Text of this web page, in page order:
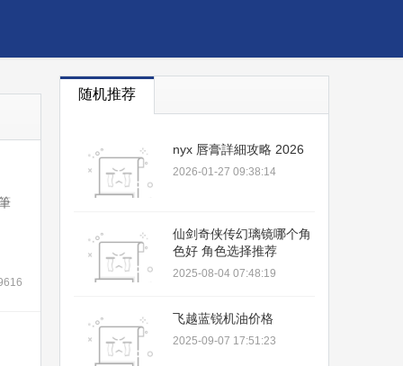
随机推荐
nyx 唇膏詳細攻略 2026
2026-01-27 09:38:14
仙剑奇侠传幻璃镜哪个角
色好 角色选择推荐
2025-08-04 07:48:19
飞越蓝锐机油价格
2025-09-07 17:51:23